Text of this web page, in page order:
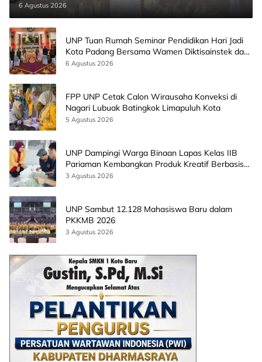
6 Agustus 2026
UNP Tuan Rumah Seminar Pendidikan Hari Jadi
Kota Padang Bersama Wamen Diktisainstek dan
CEO EMGS Malaysia
6 Agustus 2026
FPP UNP Cetak Calon Wirausaha Konveksi di
Nagari Lubuak Batingkok Limapuluh Kota
5 Agustus 2026
UNP Dampingi Warga Binaan Lapas Kelas IIB
Pariaman Kembangkan Produk Kreatif Berbasis
AI
3 Agustus 2026
UNP Sambut 12.128 Mahasiswa Baru dalam
PKKMB 2026
3 Agustus 2026